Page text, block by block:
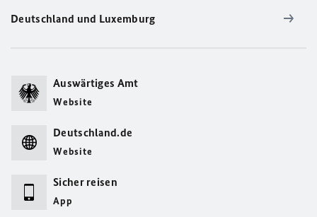
Deutschland und Luxemburg
Auswärtiges Amt
Website
Deutschland.de
Website
Sicher reisen
App